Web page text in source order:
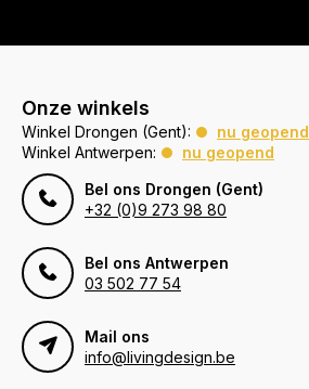
Onze winkels
Winkel Drongen (Gent):
nu geopend
Winkel Antwerpen:
nu geopend
Bel ons Drongen (Gent)
+32 (0)9 273 98 80
Bel ons Antwerpen
03 502 77 54
Mail ons
info@livingdesign.be